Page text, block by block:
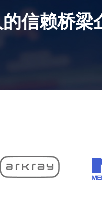
信赖桥梁